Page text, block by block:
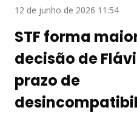
12 de junho de 2026 11:54
STF forma
decisão de
prazo de